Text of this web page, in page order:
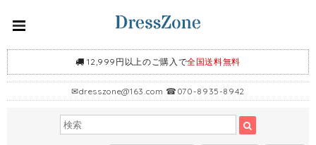
12,999円以上のご購入で全国送料無料
✉dresszone@163.com ☎070-8935-8942